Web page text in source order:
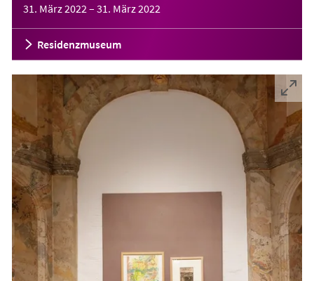
31. März 2022 – 31. März 2022
Residenzmuseum